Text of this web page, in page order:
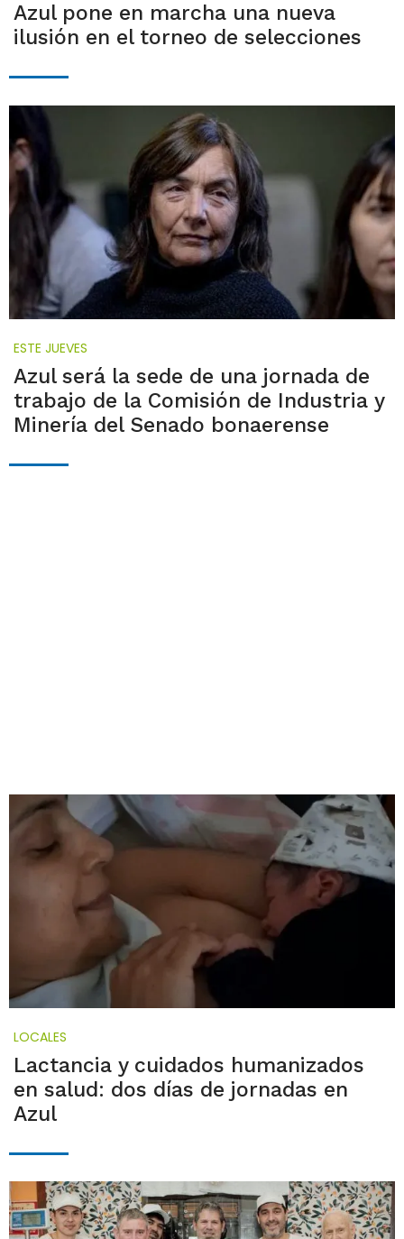
Azul pone en marcha una nueva
ilusión en el torneo de selecciones
ESTE JUEVES
Azul será la sede de una jornada de
trabajo de la Comisión de Industria y
Minería del Senado bonaerense
LOCALES
Lactancia y cuidados humanizados
en salud: dos días de jornadas en
Azul